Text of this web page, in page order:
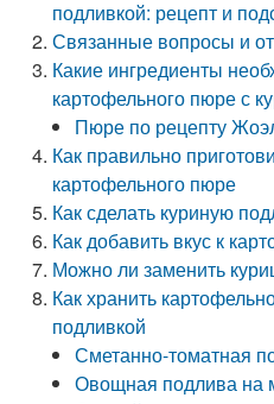
подливкой: рецепт и
Связанные вопросы и
Какие ингредиенты
картофельного пюре с
Пюре по рецепту
Как правильно
картофельного пюре
Как сделать куриную
Как добавить вкус к
Можно ли заменить
Как хранить
подливкой
Сметанно-томатная
Овощная подлива на